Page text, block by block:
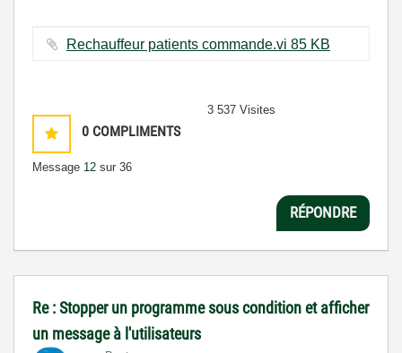
Rechauffeur patients commande.vi ‏85 KB
0 COMPLIMENTS
Message 12 sur 36
3 537 Visites
RÉPONDRE
Re : Stopper un programme sous condition et afficher
un message à l'utilisateurs